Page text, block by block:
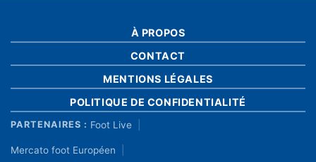
À PROPOS
CONTACT
MENTIONS LÉGALES
POLITIQUE DE CONFIDENTIALITÉ
PARTENAIRES : Foot Live
Mercato foot Européen